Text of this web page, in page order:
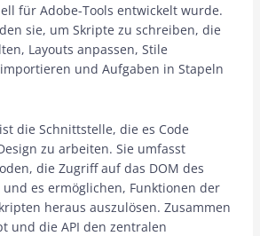
für Adobe-Tools entwickelt wurde.
sie, um Skripte zu schreiben, die
Layouts anpassen, Stile
und Aufgaben in Stapeln
die Schnittstelle, die es Code
zu arbeiten. Sie umfasst
die Zugriff auf das DOM des
es ermöglichen, Funktionen der
heraus auszulösen. Zusammen
und die API den zentralen